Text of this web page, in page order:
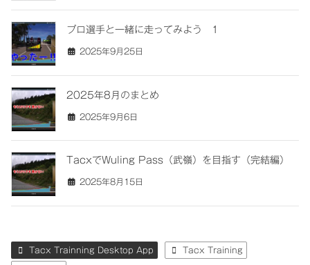
プロ選手と一緒に走ってみよう 1
2025年9月25日
2025年8月のまとめ
2025年9月6日
TacxでWuling Pass（武嶺）を目指す（完結編）
2025年8月15日
Tacx Trainning Desktop App Tacx Training